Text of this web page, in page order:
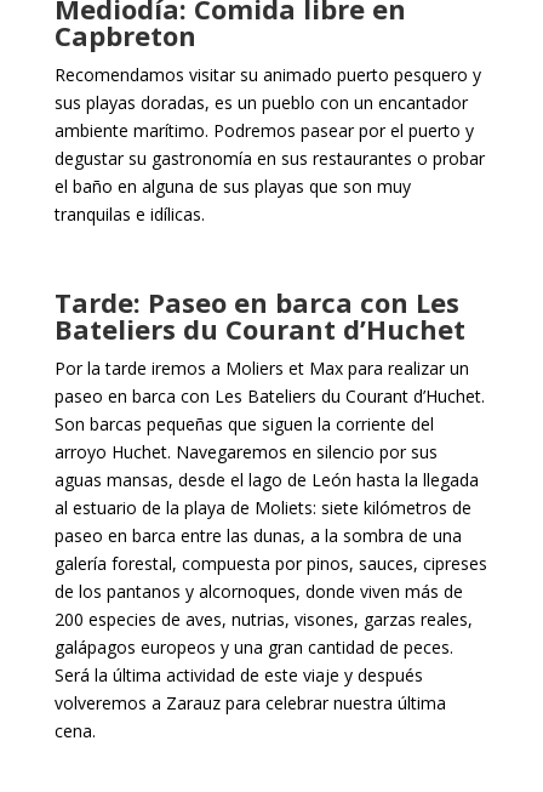
Mediodía: Comida libre en
Capbreton
Recomendamos visitar su animado puerto pesquero y
sus playas doradas, es un pueblo con un encantador
ambiente marítimo. Podremos pasear por el puerto y
degustar su gastronomía en sus restaurantes o probar
el baño en alguna de sus playas que son muy
tranquilas e idílicas.
Tarde: Paseo en barca con Les
Bateliers du Courant d’Huchet
Por la tarde iremos a Moliers et Max para realizar un
paseo en barca con Les Bateliers du Courant d’Huchet.
Son barcas pequeñas que siguen la corriente del
arroyo Huchet. Navegaremos en silencio por sus
aguas mansas, desde el lago de León hasta la llegada
al estuario de la playa de Moliets: siete kilómetros de
paseo en barca entre las dunas, a la sombra de una
galería forestal, compuesta por pinos, sauces, cipreses
de los pantanos y alcornoques, donde viven más de
200 especies de aves, nutrias, visones, garzas reales,
galápagos europeos y una gran cantidad de peces.
Será la última actividad de este viaje y después
volveremos a Zarauz para celebrar nuestra última
cena.